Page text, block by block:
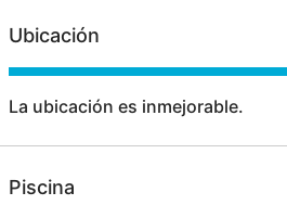
Ubicación
La ubicación es inmejorable.
Piscina